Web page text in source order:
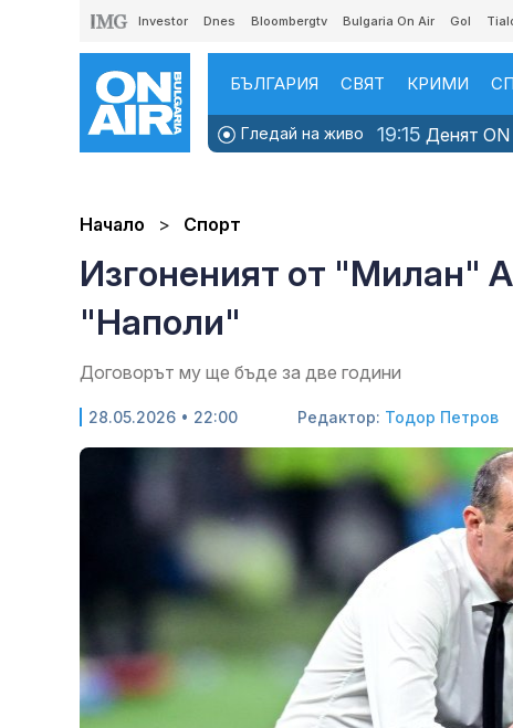
Investor Dnes Bloombergtv Bulgaria On Air Gol
БЪЛГАРИЯ СВЯТ КРИМИ
Гледай на живо 19:15 Денят
Начало Спорт
Изгоненият от "Милан"
"Наполи"
Договорът му ще бъде за две години
28.05.2026 • 22:00 Редактор: Тодор Петров